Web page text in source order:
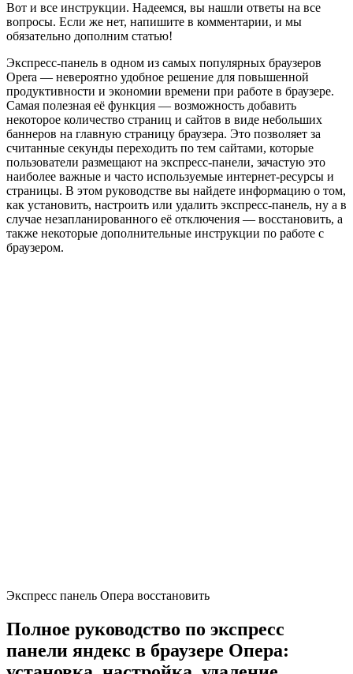
Вот и все инструкции. Надеемся, вы нашли ответы на все
вопросы. Если же нет, напишите в комментарии, и мы
обязательно дополним статью!
Экспресс-панель в одном из самых популярных браузеров
Opera — невероятно удобное решение для повышенной
продуктивности и экономии времени при работе в браузере.
Самая полезная её функция — возможность добавить
некоторое количество страниц и сайтов в виде небольших
баннеров на главную страницу браузера. Это позволяет за
считанные секунды переходить по тем сайтами, которые
пользователи размещают на экспресс-панели, зачастую это
наиболее важные и часто используемые интернет-ресурсы и
страницы. В этом руководстве вы найдете информацию о том,
как установить, настроить или удалить экспресс-панель, ну а в
случае незапланированного её отключения — восстановить, а
также некоторые дополнительные инструкции по работе с
браузером.
Экспресс панель Опера восстановить
Полное руководство по экспресс
панели яндекс в браузере Опера: